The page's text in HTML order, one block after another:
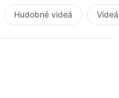
Hudobné videá